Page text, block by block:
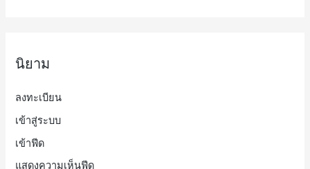
นิยาม
ลงทะเบียน
เข้าสู่ระบบ
เข้าฟีด
แสดงความเห็นฟีด